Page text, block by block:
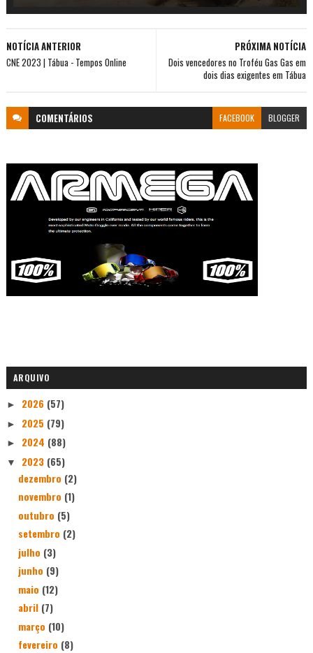
PRÓXIMA NOTÍCIA
Dois vencedores no Troféu Gas Gas em
dois dias exigentes em Tábua
NOTÍCIA ANTERIOR
CNE 2023 | Tábua - Tempos Online
COMENTÁRIOS FACEBOOK BLOGGER
ARQUIVO
► 2026 (57)
► 2025 (79)
► 2024 (88)
▼ 2023 (65)
dezembro (2)
novembro (1)
outubro (5)
setembro (2)
julho (3)
junho (9)
maio (12)
abril (7)
março (10)
fevereiro (8)